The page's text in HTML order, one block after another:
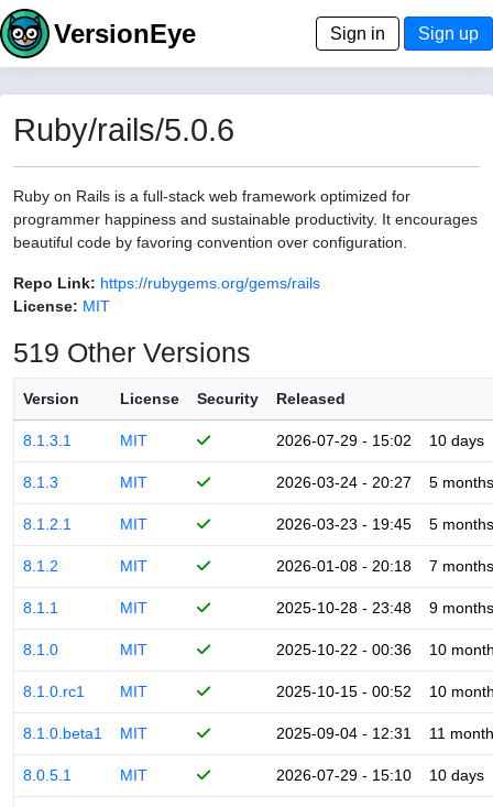
VersionEye Sign in Sign up
Ruby/rails/5.0.6
Ruby on Rails is a full-stack web framework optimized for
programmer happiness and sustainable productivity. It encourages
beautiful code by favoring convention over configuration.
Repo Link: https://rubygems.org/gems/rails
License: MIT
519 Other Versions
Version License Security Released
8.1.3.1 MIT 2026-07-29 - 15:02 10 days
8.1.3 MIT 2026-03-24 - 20:27 5 months
8.1.2.1 MIT 2026-03-23 - 19:45 5 months
8.1.2 MIT 2026-01-08 - 20:18 7 months
8.1.1 MIT 2025-10-28 - 23:48 9 months
8.1.0 MIT 2025-10-22 - 00:36 10
8.1.0.rc1 MIT 2025-10-15 - 00:52 10
8.1.0.beta1 MIT 2025-09-04 - 12:31 11
8.0.5.1 MIT 2026-07-29 - 15:10 10 days